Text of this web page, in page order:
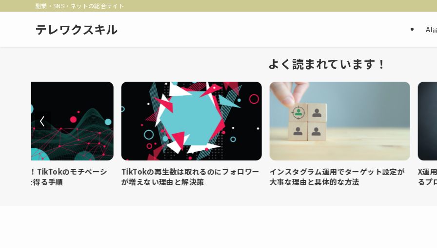
副業・SNS・ネットの総合サイト
テレワクスキル AI
よく読まれています！
OK！TikTokのモチベーシ
入を得る手順
TikTokの再生数は取れるのにフォロワー
が増えない理由と解決策
インスタグラム運用でターゲット設定が
大事な理由と具体的な方法
X運用
るプロ